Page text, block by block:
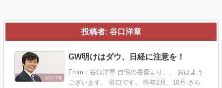
投稿者: 谷口洋章
GW明けはダウ、日経に注意を！
From：谷口洋章 自宅の書斎より、、 おはよう
ございます。 谷口です。 昨年2月、10月 さら